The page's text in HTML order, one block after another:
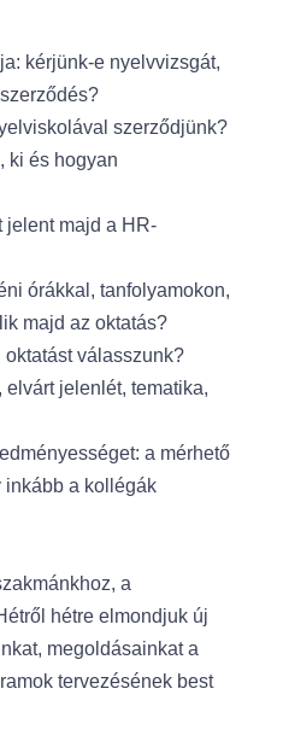
kérjünk-e nyelvvizsgát,
szerződjünk?
ki és hogyan
jelent majd a HR-
órákkal, tanfolyamokon,
majd az oktatás?
válasszunk?
elvárt jelenlét, tematika,
a mérhető
inkább a kollégák
a
hétre elmondjuk új
megoldásainkat a
tervezésének best